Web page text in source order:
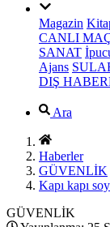
Magazin
CANLI
SANAT
Ajans
DIŞ
Ara
Haberler
GÜVENLİK
Kapı kapı
GÜVENLİK